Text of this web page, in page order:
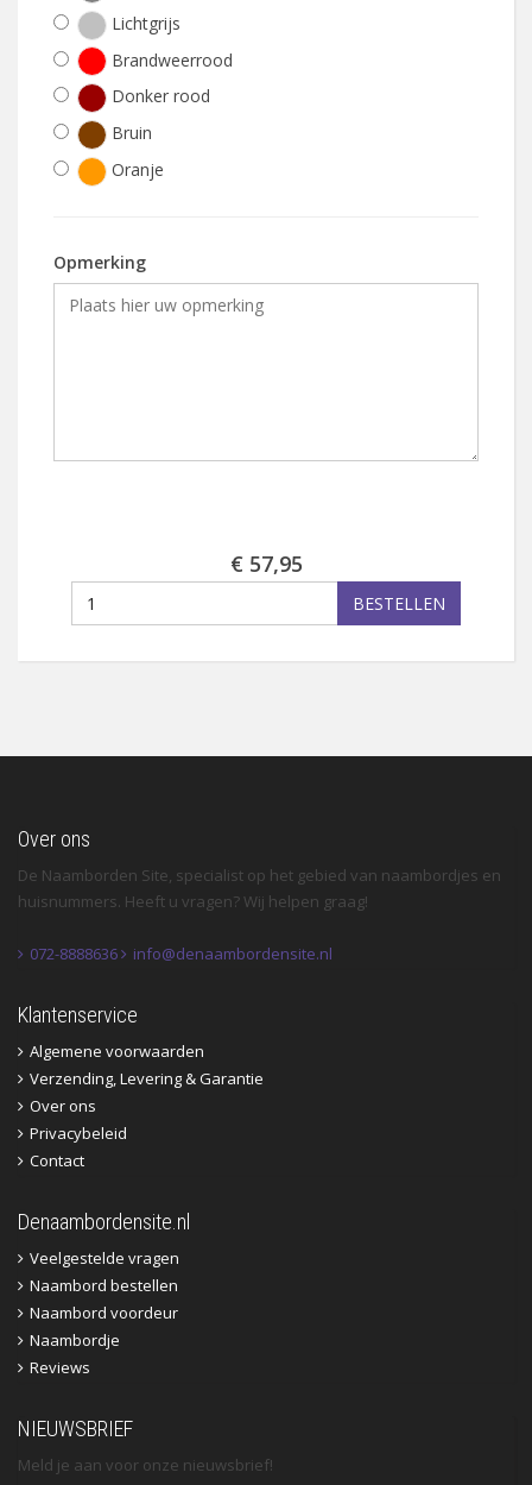
Lichtgrijs
Brandweerrood
Donker rood
Bruin
Oranje
Opmerking
€ 57,95
BESTELLEN
Over ons
De Naamborden Site, specialist op het gebied van naambordjes en
huisnummers. Heeft u vragen? Wij helpen graag!
072-8888636 info@denaambordensite.nl
Klantenservice
Algemene voorwaarden
Verzending, Levering & Garantie
Over ons
Privacybeleid
Contact
Denaambordensite.nl
Veelgestelde vragen
Naambord bestellen
Naambord voordeur
Naambordje
Reviews
NIEUWSBRIEF
Meld je aan voor onze nieuwsbrief!